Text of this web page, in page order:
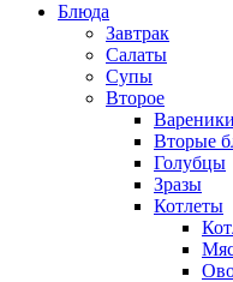
Блюда
Завтрак
Салаты
Супы
Второе
Вареники
Вторые
Голубцы
Зразы
Котлеты